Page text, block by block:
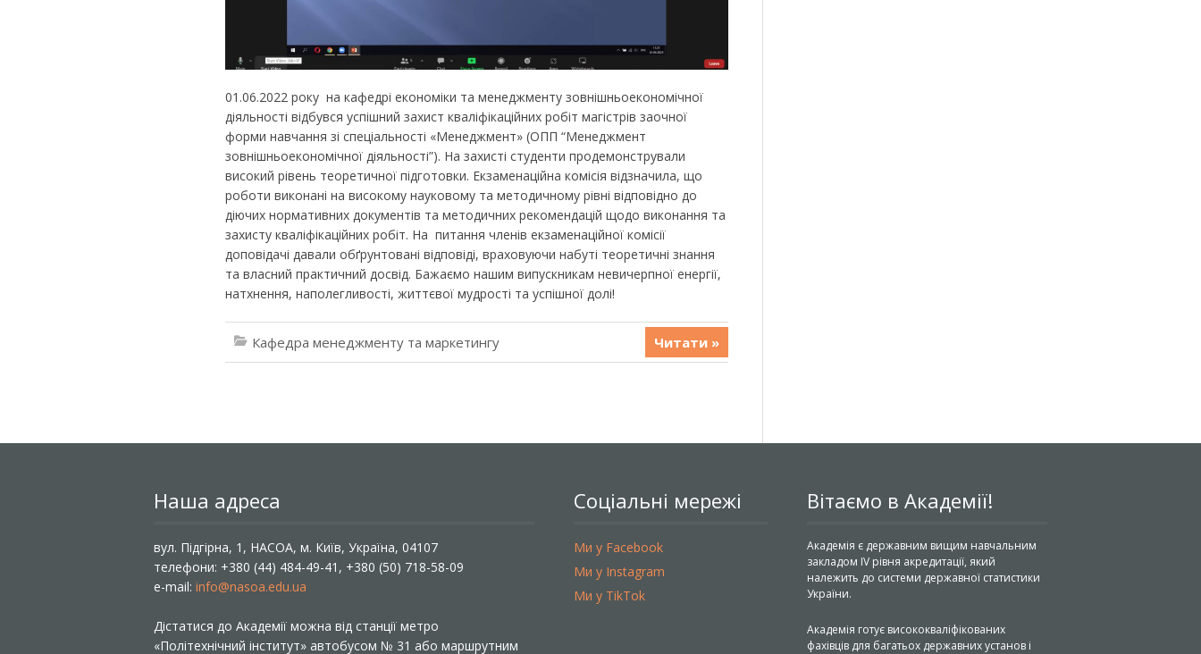
01.06.2022 року на кафедрі економіки та менеджменту зовнішньоекономічної
діяльності відбувся успішний захист кваліфікаційних робіт магістрів заочної
форми навчання зі спеціальності «Менеджмент» (ОПП “Менеджмент
зовнішньоекономічної діяльності”). На захисті студенти продемонстрували
високий рівень теоретичної підготовки. Екзаменаційна комісія відзначила, що
роботи виконані на високому науковому та методичному рівні відповідно до
діючих нормативних документів та методичних рекомендацій щодо виконання та
захисту кваліфікаційних робіт. На питання членів екзаменаційної комісії
доповідачі давали обґрунтовані відповіді, враховуючи набуті теоретичні знання
та власний практичний досвід. Бажаємо нашим випускникам невичерпної енергії,
натхнення, наполегливості, життєвої мудрості та успішної долі!
Кафедра менеджменту та маркетингу Читати »
Наша адреса
вул. Підгірна, 1, НАСОА, м. Київ, Україна, 04107
телефони: +380 (44) 484-49-41, +380 (50) 718-58-09
e-mail: info@nasoa.edu.ua
Дістатися до Академії можна від станції метро
«Політехнічний інститут» автобусом № 31 або маршрутним
Соціальні мережі
Ми у Facebook
Ми у Instagram
Ми у TikTok
Вітаємо в Академії!
Академія є державним вищим навчальним
закладом IV рівня акредитації, який
належить до системи державної статистики
України.
Академія готує висококваліфікованих
фахівців для багатьох державних установ і